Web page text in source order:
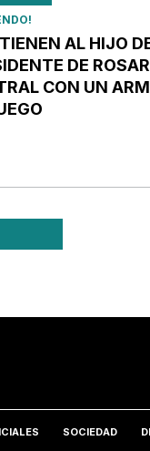
AL HIJO
DE
CON UN
SOCIEDAD